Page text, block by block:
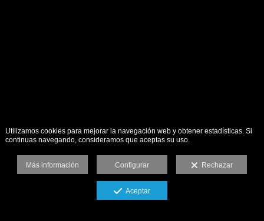
Utilizamos cookies para mejorar la navegación web y obtener estadísticas. Si
continuas navegando, consideramos que aceptas su uso.
Más información Configurar Rechazar
Aceptar